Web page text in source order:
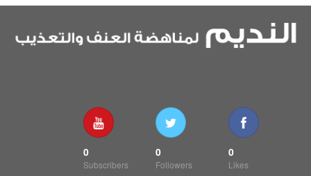
0
Likes
0
Followers
0
Subscribers